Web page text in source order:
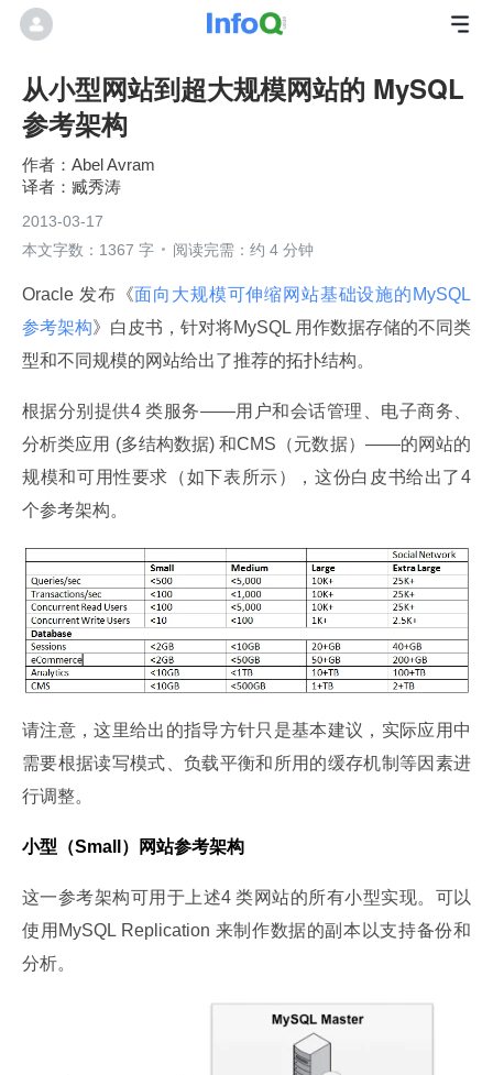
从小型网站到超大规模网站的 MySQL
参考架构
Abel Avram
臧秀涛
2013-03-17
本文字数：1367 字
阅读完需：约 4 分钟
Oracle 发布《面向大规模可伸缩网站基础设施的MySQL
参考架构》白皮书，针对将MySQL 用作数据存储的不同类
型和不同规模的网站给出了推荐的拓扑结构。
根据分别提供4 类服务——用户和会话管理、电子商务、
分析类应用 (多结构数据) 和CMS（元数据）——的网站的
规模和可用性要求（如下表所示），这份白皮书给出了4
个参考架构。
请注意，这里给出的指导方针只是基本建议，实际应用中
需要根据读写模式、负载平衡和所用的缓存机制等因素进
行调整。
小型（Small）网站参考架构
这一参考架构可用于上述4 类网站的所有小型实现。可以
使用MySQL Replication 来制作数据的副本以支持备份和
分析。